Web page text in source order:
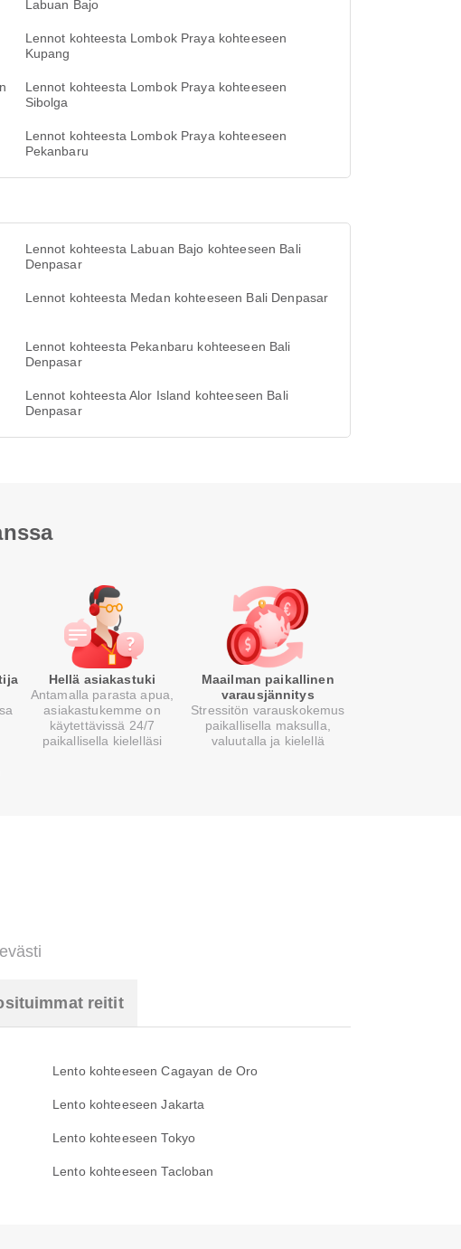
Labuan Bajo
Lennot kohteesta Lombok Praya kohteeseen
Kupang
Lennot kohteesta Lombok Praya kohteeseen
Sibolga
Lennot kohteesta Lombok Praya kohteeseen
Pekanbaru
Lennot kohteesta Labuan Bajo kohteeseen Bali
Denpasar
Lennot kohteesta Medan kohteeseen Bali Denpasar
Lennot kohteesta Pekanbaru kohteeseen Bali
Denpasar
Lennot kohteesta Alor Island kohteeseen Bali
Denpasar
Hellä asiakastuki
Antamalla parasta apua,
asiakastukemme on
käytettävissä 24/7
paikallisella kielelläsi
Maailman paikallinen
varausjännitys
Stressitön varauskokemus
paikallisella maksulla,
valuutalla ja kielellä
reitit
Lento kohteeseen Cagayan de Oro
Lento kohteeseen Jakarta
Lento kohteeseen Tokyo
Lento kohteeseen Tacloban